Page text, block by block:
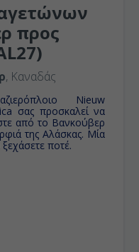
προς
, Καναδάς
Nieuw
σας προσκαλεί να
από το Βανκούβερ
της Αλάσκας. Μία
ποτέ.